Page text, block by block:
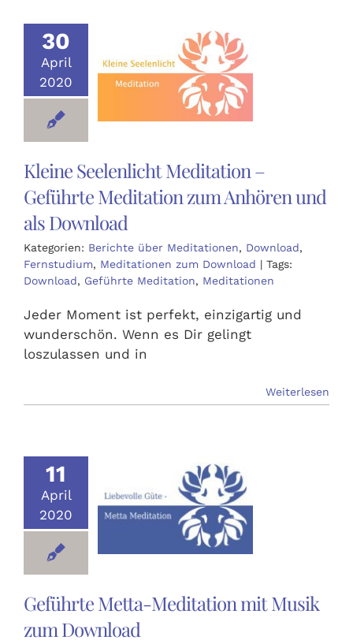
Events
Holistisch
Shop
About
Kontakt
Jetzt buchen
30
April
2020
Kleine Seelenlicht Meditation –
Geführte Meditation zum Anhören und
als Download
Kategorien: Berichte über Meditationen, Download,
Fernstudium, Meditationen zum Download | Tags:
Download, Geführte Meditation, Meditationen
Jeder Moment ist perfekt, einzigartig und
wunderschön. Wenn es Dir gelingt
loszulassen und in
Weiterlesen
11
April
2020
Geführte Metta-Meditation mit Musik
zum Download